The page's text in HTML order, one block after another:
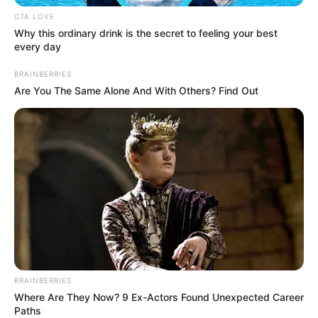
ALERTA PAISA
ICETEX
GOBIERNO NACIONAL
FEDERICO GUTIÉRREZ
EDUCACIÓN SUPERIOR
MANTÉNGASE EN ALERTA
Tenemos todas las noticias que le
interesan. Para estar bien informado, por
favor, active las notificaciones de Alerta.
ACTIVAR AHORA
TEMAS DESTACADOS
CTA LOVE
Why this ordinary drink is the secret to feeling your best
every day
BRAINBERRIES
Are You The Same Alone And With Others? Find Out
BRAINBERRIES
Where Are They Now? 9 Ex-Actors Found Unexpected Career
Paths